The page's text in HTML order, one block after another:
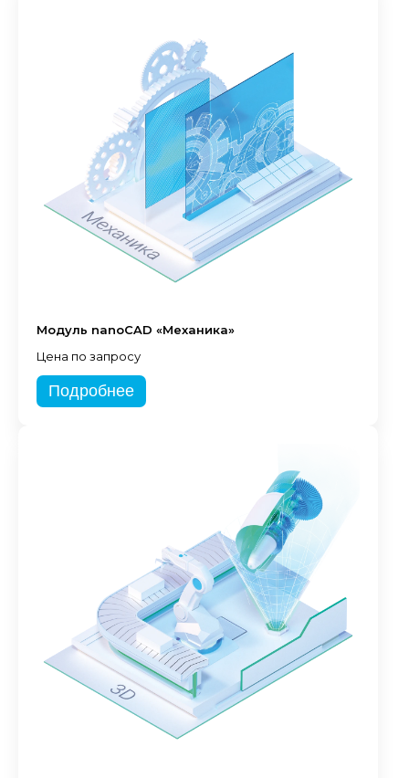
Модуль nanoCAD «Механика»
Цена по запросу
Подробнее